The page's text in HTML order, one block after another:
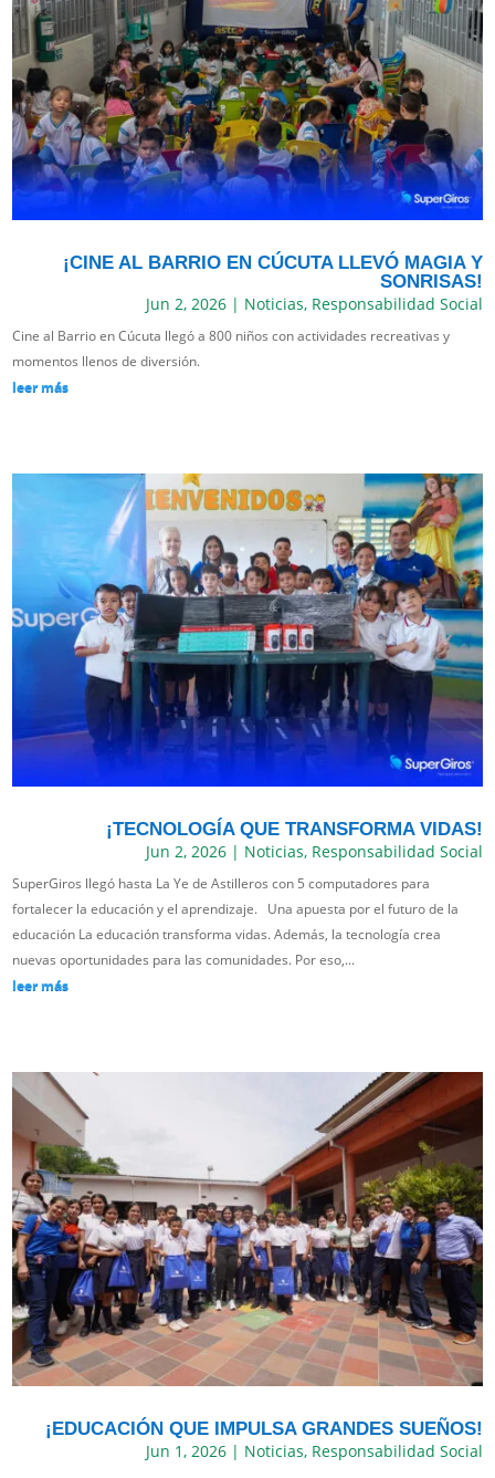
¡CINE AL BARRIO EN CÚCUTA LLEVÓ MAGIA Y
SONRISAS!
Jun 2, 2026| Noticias, Responsabilidad Social
Cine al Barrio en Cúcuta llegó a 800 niños con actividades recreativas y
momentos llenos de diversión.
leer más
¡TECNOLOGÍA QUE TRANSFORMA VIDAS!
Jun 2, 2026| Noticias, Responsabilidad Social
SuperGiros llegó hasta La Ye de Astilleros con 5 computadores para
fortalecer la educación y el aprendizaje. Una apuesta por el futuro de la
educación La educación transforma vidas. Además, la tecnología crea
nuevas oportunidades para las comunidades. Por eso,...
leer más
¡EDUCACIÓN QUE IMPULSA GRANDES SUEÑOS!
Jun 1, 2026| Noticias, Responsabilidad Social